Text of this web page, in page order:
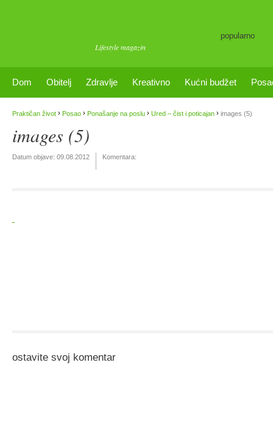
Lifestyle magazin
popularno
Dom Obitelj Zdravlje Kreativno Kućni budžet
Praktičan život › Posao › Ponašanje na poslu › Ured – čist i poticajan › images (5)
images (5)
Datum objave: 09.08.2012 Komentara:
ostavite svoj komentar